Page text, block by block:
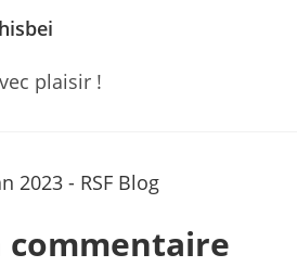
plaisir !
2023 - RSF Blog
commentaire